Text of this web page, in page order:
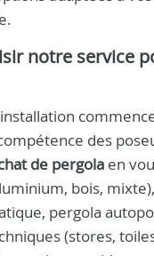
notre service
des
de pergola en
bois,
pergola
(stores,